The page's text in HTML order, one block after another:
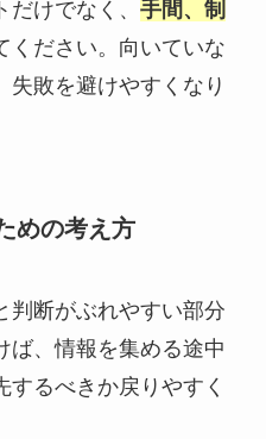
けでなく、 手間、制
ください。向いていな
失敗を避けやすくなり
めの考え方
判断がぶれやすい部分
ば、情報を集める途中
るべきか戻りやすく